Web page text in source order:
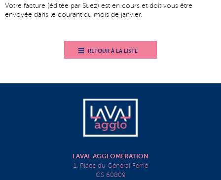
Votre facture (éditée par Suez) est en cours et doit vous être
envoyée dans le courant du mois de janvier.
RETOUR À LA LISTE
LAVAL AGGLOMÉRATION
1, Place du Général Ferrié
CS 60809